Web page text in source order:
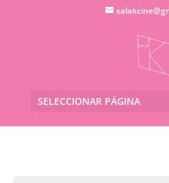
SELECCIONAR PÁGINA